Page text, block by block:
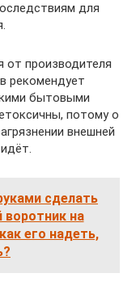
для
производителя
рекомендует
бытовыми
потому о
внешней
сделать
воротник на
его надеть,